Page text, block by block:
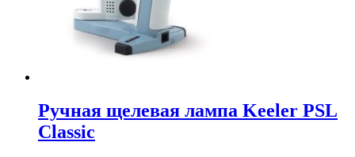
Ручная щелевая лампа Keeler PSL
Classic